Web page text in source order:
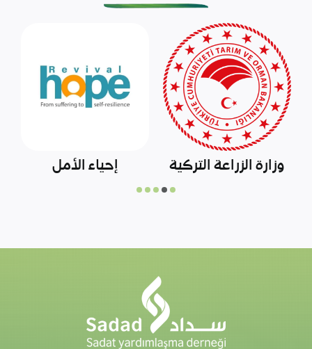
آفاد
الاتحاد السوري العام